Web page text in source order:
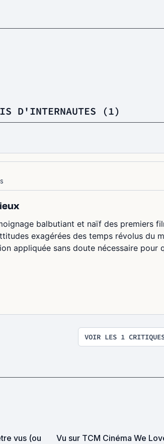
D'INTERNAUTES (1)
balbutiant et naïf des premiers
exagérées des temps révolus du
appliquée sans doute nécessaire pour
VOIR LES 1
Vu sur TCM Cinéma We Loves